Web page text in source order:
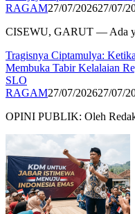
RAGAM27/07/202627/07/
CISEWU, GARUT — Ada
Tragisnya Ciptamulya:
Membuka Tabir Kelalaian
SLO​
RAGAM27/07/202627/07/
OPINI PUBLIK: Oleh